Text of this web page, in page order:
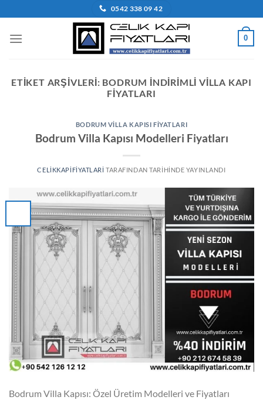
atla
0542 338 09 42
0
ETIKET ARŞIVLERI: BODRUM INDIRIMLI VILLA KAPI
FIYATLARI
BODRUM VILLA KAPISI FIYATLARI
Bodrum Villa Kapısı Modelleri Fiyatları
CELIKKAPIFIYATLARI TARAFINDAN TARIHINDE YAYINLANDI
Bodrum Villa Kapısı: Özel Üretim Modelleri ve Fiyatları